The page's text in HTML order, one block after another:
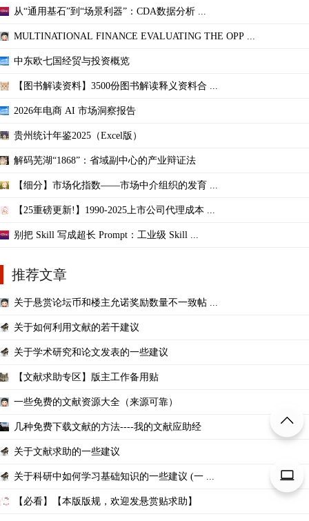
从“通用基石”到“场景利器”：CDA数据分析 ...
MULTINATIONAL FINANCE EVALUATING THE OPP ...
中东欧七国经贸与投资概览
【图书解读资料】3500份图书解读释义资料合 ...
2026年电商 AI 市场洞察报告
贵州统计年鉴2025（Excel版）
解码芜湖“1868”：省域副中心的产业辩证法
【细分】市场化指数——市场中介组织的发育 ...
【25重磅更新!】1990-2025上市公司代理成本 ...
别把 Skill 写成超长 Prompt：工业级 Skill ...
推荐文章
关于悬赏论坛币和楼主允诺奖励数量不一致帖 ...
关于如何利用文献的若干建议
关于学术研究和论文发表的一些建议
【文献求助专区】版主工作备用贴
一些免费的文献资源大全（来源可靠）
几种免费下载文献的方法----我的文献应助经
关于文献求助的一些建议
关于科研中如何学习基础知识的一些建议 (一 ...
【必看】【本版版规，欢迎发悬赏贴求助】